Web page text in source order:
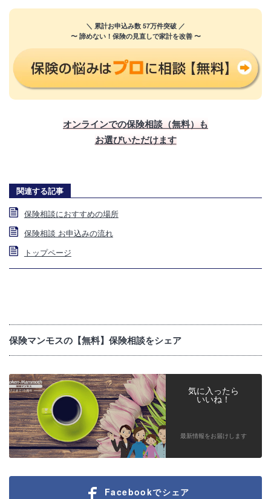
＼ 累計お申込み数 57万件突破 ／
〜 諦めない！保険の見直しで家計を改善 〜
オンラインでの保険相談（無料）も
お選びいただけます
関連する記事
保険相談におすすめの場所
保険相談 お申込みの流れ
トップページ
保険マンモスの【無料】保険相談をシェア
気に入ったら
いいね！
最新情報をお届けします
Facebookでシェア